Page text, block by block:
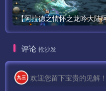
评论 抢沙发
欢迎您留下宝贵的见解！